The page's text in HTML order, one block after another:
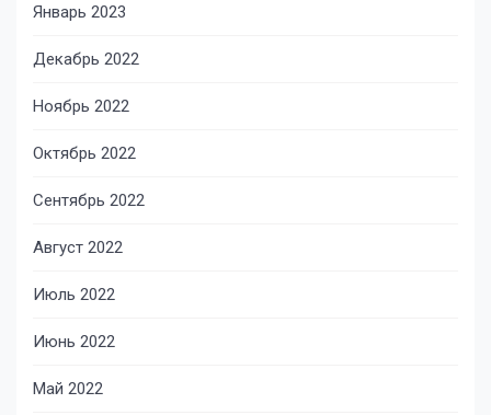
Январь 2023
Декабрь 2022
Ноябрь 2022
Октябрь 2022
Сентябрь 2022
Август 2022
Июль 2022
Июнь 2022
Май 2022